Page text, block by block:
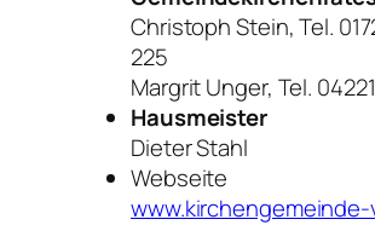
Christoph Stein, Tel.
225
Margrit Unger, Tel.
Hausmeister
Dieter Stahl
Webseite
www.kirchengemeinde-